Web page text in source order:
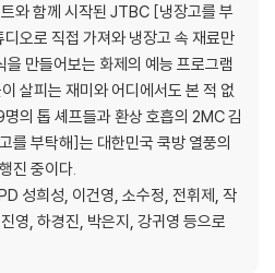
와 함께 시작된 JTBC [냉장고를 부
오로 직접 가져와 냉장고 속 재료만
만들어보는 화제의 예능 프로그램
살피는 재미와 어디에서도 본 적 없
의 톱 셰프들과 환상 호흡의 2MC 김
를 부탁해]는 대한민국 쿡방 열풍의
진 중이다.
성희성, 이건영, 소수정, 전휘제, 작
영, 하경진, 박은지, 강귀영 등으로